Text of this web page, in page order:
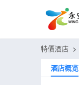
特價酒店 >
酒店概览